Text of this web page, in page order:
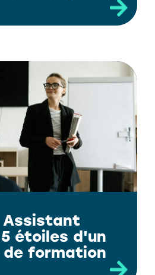
Assistant
étoiles d'un
de formation